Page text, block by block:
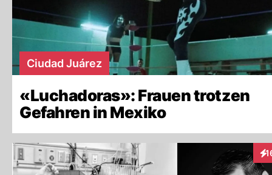
Ciudad Juárez
«Luchadoras»: Frauen trotzen
Gefahren in Mexiko